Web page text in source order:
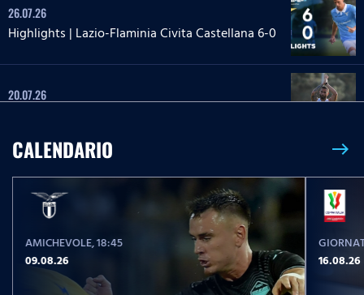
26.07.26
Highlights | Lazio-Flaminia Civita Castellana 6-0
20.07.26
24.05.26
Highlights Serie A Enilive | Lazio-Pisa 2-1
17.05.26
Highlights Serie A Women Athora | Fiorentina-
Lazio Women 2-1
CALENDARIO east
AMICHEVOLE, 18:45
09.08.26
16.08.26